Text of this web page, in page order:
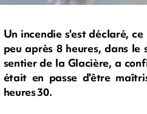
Un incendie s'est déclaré,
peu après 8 heures, dans
sentier de la Glacière, a
était en passe d'être
heures 30.